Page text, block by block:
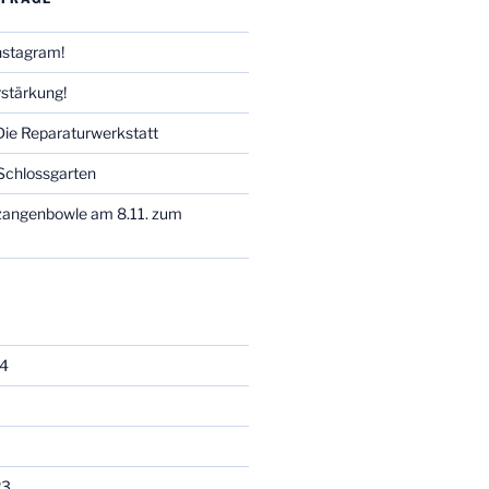
Reparaturwerkstatt
am 8.11. zum